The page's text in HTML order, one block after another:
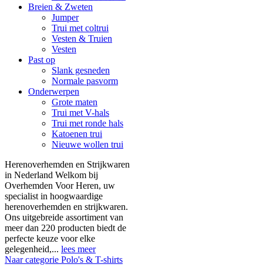
Breien & Zweten
Jumper
Trui met coltrui
Vesten & Truien
Vesten
Past op
Slank gesneden
Normale pasvorm
Onderwerpen
Grote maten
Trui met V-hals
Trui met ronde hals
Katoenen trui
Nieuwe wollen trui
Herenoverhemden en Strijkwaren
in Nederland Welkom bij
Overhemden Voor Heren, uw
specialist in hoogwaardige
herenoverhemden en strijkwaren.
Ons uitgebreide assortiment van
meer dan 220 producten biedt de
perfecte keuze voor elke
gelegenheid,... lees meer
Naar categorie Polo's & T-shirts